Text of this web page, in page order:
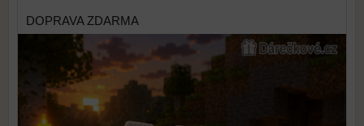
DOPRAVA ZDARMA